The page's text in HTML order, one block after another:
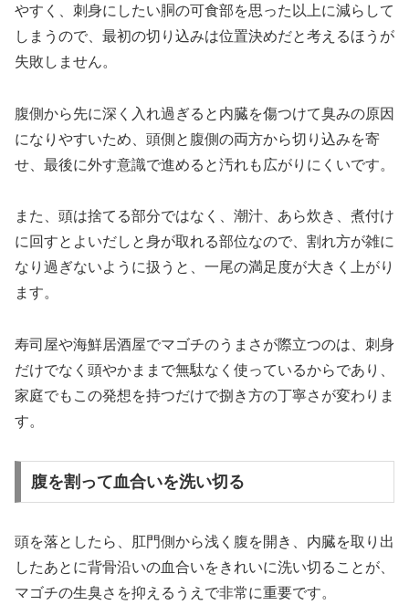
やすく、刺身にしたい胴の可食部を思った以上に減らして
しまうので、最初の切り込みは位置決めだと考えるほうが
失敗しません。
腹側から先に深く入れ過ぎると内臓を傷つけて臭みの原因
になりやすいため、頭側と腹側の両方から切り込みを寄
せ、最後に外す意識で進めると汚れも広がりにくいです。
また、頭は捨てる部分ではなく、潮汁、あら炊き、煮付け
に回すとよいだしと身が取れる部位なので、割れ方が雑に
なり過ぎないように扱うと、一尾の満足度が大きく上がり
ます。
寿司屋や海鮮居酒屋でマゴチのうまさが際立つのは、刺身
だけでなく頭やかままで無駄なく使っているからであり、
家庭でもこの発想を持つだけで捌き方の丁寧さが変わりま
す。
腹を割って血合いを洗い切る
頭を落としたら、肛門側から浅く腹を開き、内臓を取り出
したあとに背骨沿いの血合いをきれいに洗い切ることが、
マゴチの生臭さを抑えるうえで非常に重要です。